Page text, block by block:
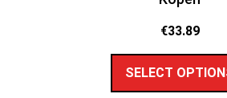
€33.89
SELECT